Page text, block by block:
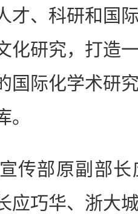
才、科研和国
化研究，打造
国际化学术研
部原副部长
应巧华、浙大